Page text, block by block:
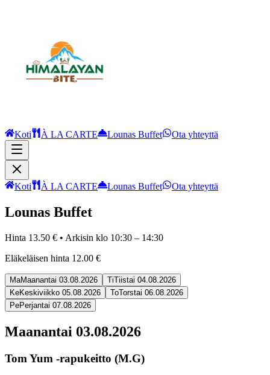
Koti À LA CARTE Lounas Buffet Ota yhteyttä
Koti À LA CARTE Lounas Buffet Ota yhteyttä
Lounas Buffet
Hinta 13.50 € • Arkisin klo 10:30 – 14:30
Eläkeläisen hinta 12.00 €
MaMaanantai 03.08.2026 TiTiistai 04.08.2026
KeKeskiviikko 05.08.2026 ToTorstai 06.08.2026
PePerjantai 07.08.2026
Maanantai 03.08.2026
Tom Yum -rapukeitto (M.G)